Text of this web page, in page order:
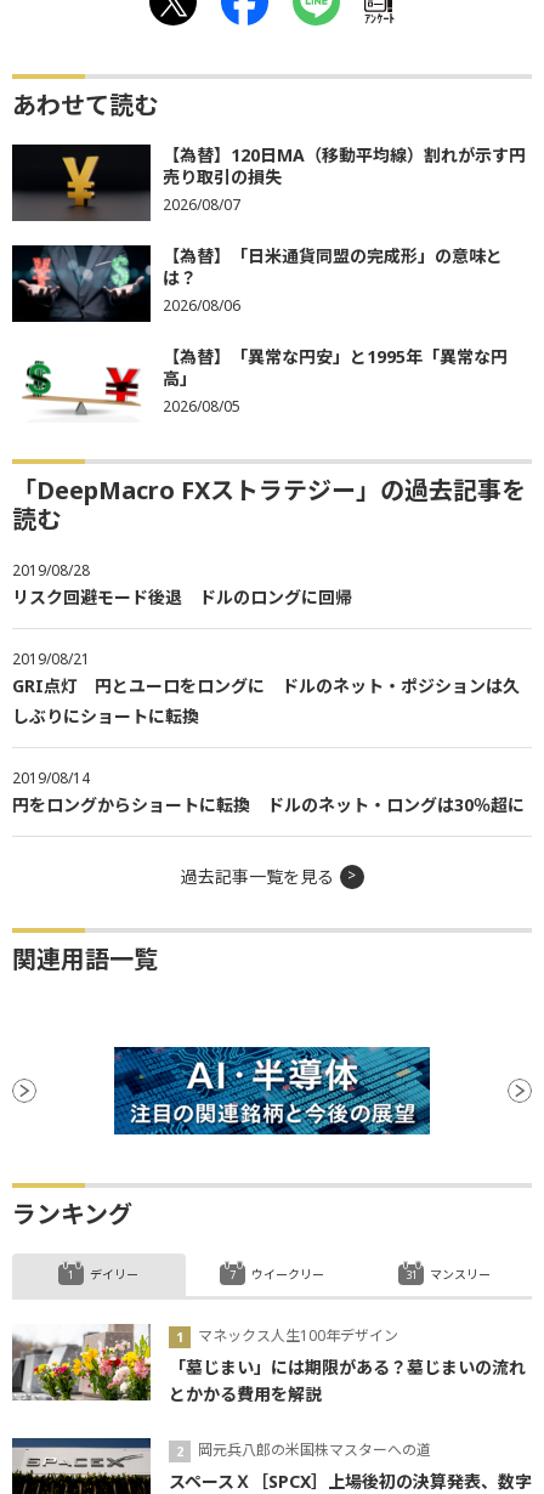
ｱﾝｹｰﾄ
あわせて読む
【為替】120日MA（移動平均線）割れが示す円
売り取引の損失
2026/08/07
【為替】「日米通貨同盟の完成形」の意味と
は？
2026/08/06
【為替】「異常な円安」と1995年「異常な円
高」
2026/08/05
「DeepMacro FXストラテジー」の過去記事を
読む
2019/08/28
リスク回避モード後退 ドルのロングに回帰
2019/08/21
GRI点灯 円とユーロをロングに ドルのネット・ポジションは久
しぶりにショートに転換
2019/08/14
円をロングからショートに転換 ドルのネット・ロングは30％超に
過去記事一覧を見る
関連用語一覧
ランキング
デイリー
マネックス人生100年デザイン
「墓じまい」には期限がある？墓じまいの流れ
とかかる費用を解説
岡元兵八郎の米国株マスターへの道
スペースＸ［SPCX］上場後初の決算発表、数字
ウイークリー マンスリー